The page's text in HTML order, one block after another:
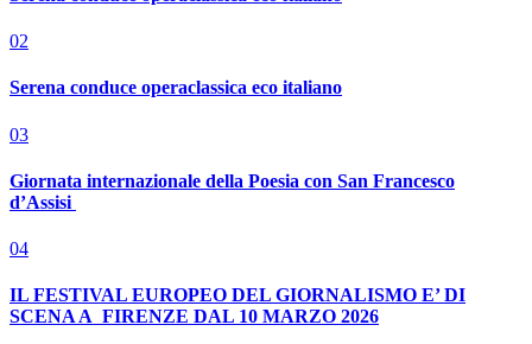
02
Serena conduce operaclassica eco italiano
03
Giornata internazionale della Poesia con San Francesco
d’Assisi
04
IL FESTIVAL EUROPEO DEL GIORNALISMO E’ DI
SCENA A FIRENZE DAL 10 MARZO 2026